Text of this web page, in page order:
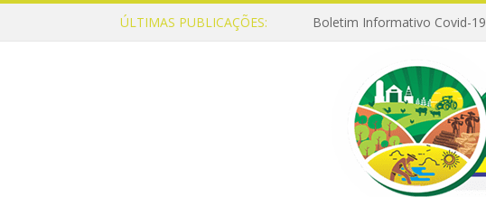
ÚLTIMAS PUBLICAÇÕES: Boletim Informativo Covid-19